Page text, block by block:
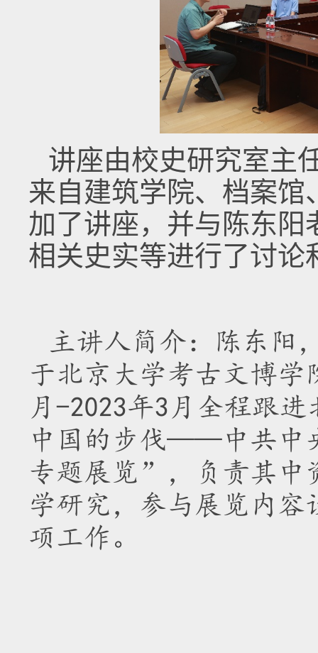
讲座由校史研究室主
来自建筑学院、档案
加了讲座，并与陈东
相关史实等进行了讨论
主讲人简介：陈东阳
于北京大学考古文博学
月-2023年3月全程跟
中国的步伐——中共中
专题展览”，负责其中
学研究，参与展览内
项工作。